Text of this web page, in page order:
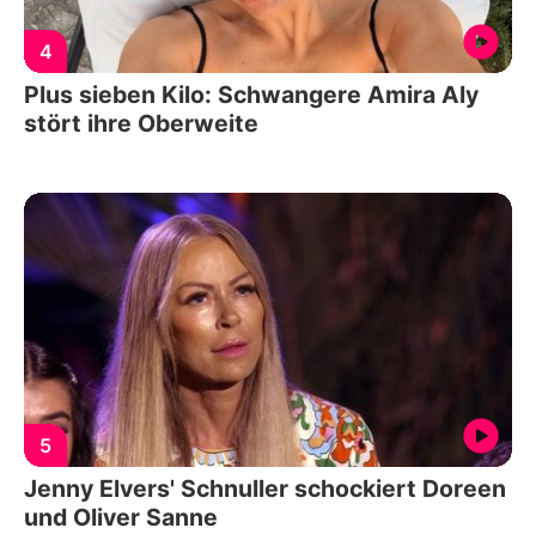
4
Plus sieben Kilo: Schwangere Amira Aly
stört ihre Oberweite
5
Jenny Elvers' Schnuller schockiert Doreen
und Oliver Sanne